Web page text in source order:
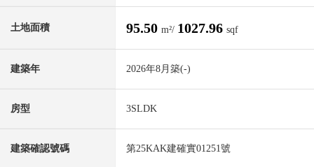
土地面積 95.50 m²/ 1027.96 sqf
建築年 2026年8月築(-)
房型 3SLDK
建築確認號碼 第25KAK建確實01251號